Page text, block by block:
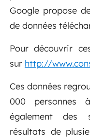
Google propose
de données
Pour découvrir
sur http://
Ces données
000 personnes
également des
résultats de